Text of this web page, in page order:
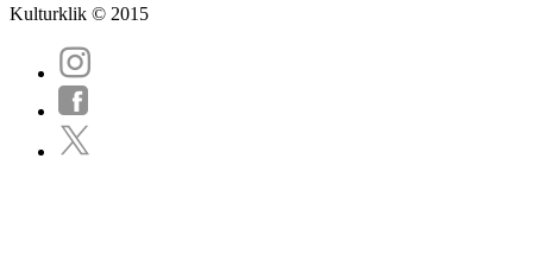
Kulturklik © 2015